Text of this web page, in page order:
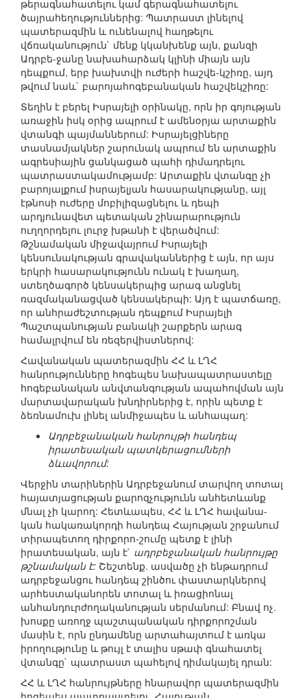
թերագնահատելու կամ գերագնահատելու
ծայրահեղություններից: Պատրաստ լինելով
պատերազմին և ունենալով հաղթելու
վճռականություն` մենք կկանխենք այն, քանզի
Ադրբե-ջանը նախահարձակ կլինի միայն այն
դեպքում, երբ խախտվի ուժերի հաշվե-կշիռը, այդ
թվում նաև` բարոյահոգեբանական հաշվեկշիռը:
Տեղին է բերել Իսրայելի օրինակը, որն իր գոյության
առաջին իսկ օրից ապրում է ամենօրյա արտաքին
վտանգի պայմաններում: Իսրայելցիները
տասնամյակներ շարունակ ապրում են արտաքին
ագրեսիային ցանկացած պահի դիմադրելու
պատրաստակամությամբ: Արտաքին վտանգը չի
բարոյալքում իսրայելյան հասարակությանը, այլ
էթնոսի ուժերը մոբիլիզացնելու և դեպի
արդյունավետ պետական շինարարություն
ուղղորդելու լուրջ խթանի է վերածվում:
Թշնամական միջավայրում Իսրայելի
կենսունակության գրավականներից է այն, որ այս
երկրի հասարակությունն ունակ է խաղաղ,
ստեղծագործ կենսակերպից արագ անցնել
ռազմականացված կենսակերպի: Այդ է պատճառը,
որ անհրաժեշտության դեպքում Իսրայելի
Պաշտպանության բանակի շարքերն արագ
համալրվում են ռեզերվիստներով:
Հավանական պատերազմին ՀՀ և ԼՂՀ
հանրությունները հոգեպես նախապատրաստելը
հոգեբանական անվտանգության ապահովման այն
մարտավարական խնդիրներից է, որին պետք է
ձեռնամուխ լինել անմիջապես և անհապաղ:
Ադրբեջանական հանրույթի հանդեպ
իրատեսական պատկերացումների
ձևավորում:
Վերջին տարիներին Ադրբեջանում տարվող տոտալ
հայատյացության քարոզչությունն անհետևանք
մնալ չի կարող: Հետևապես, ՀՀ և ԼՂՀ հավանա-
կան հակառակորդի հանդեպ Հայության շրջանում
տիրապետող դիրքորո-շումը պետք է լինի
իրատեսական, այն է` ադրբեջանական հանրույթը
թշնամական է: Շեշտենք. ասվածը չի ենթադրում
ադրբեջանցու հանդեպ շինծու փաստարկներով
արհեստականորեն տոտալ և իռացիոնալ
անհանդուրժողականության սերմանում: Բնավ ոչ.
խոսքը առողջ պաշտպանական դիրքորոշման
մասին է, որն ընդամենը արտահայտում է առկա
իրողությունը և թույլ է տալիս սթափ գնահատել
վտանգը` պատրաստ պահելով դիմակայել դրան:
ՀՀ և ԼՂՀ հանրույթները հնարավոր պատերազմին